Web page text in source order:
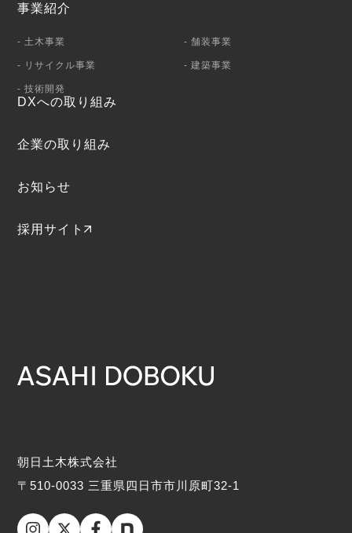
朝日土木株式会社
〒510-0033 三重県四日市市川原町32-1
事業紹介
- 土木事業 - 舗装事業
- リサイクル事業 - 建築事業
- 技術開発
DXへの取り組み
企業の取り組み
お知らせ
採用サイト